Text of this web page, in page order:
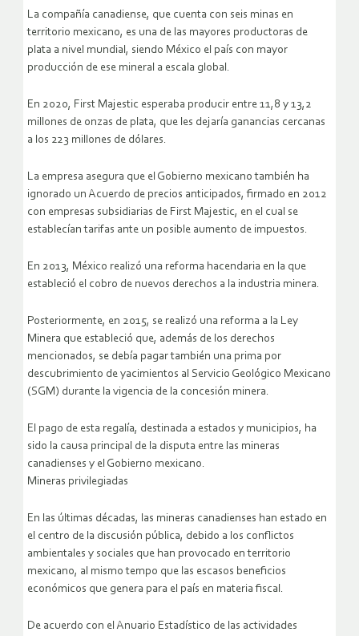
La compañía canadiense, que cuenta con seis minas en
territorio mexicano, es una de las mayores productoras de
plata a nivel mundial, siendo México el país con mayor
producción de ese mineral a escala global.
En 2020, First Majestic esperaba producir entre 11,8 y 13,2
millones de onzas de plata, que les dejaría ganancias cercanas
a los 223 millones de dólares.
La empresa asegura que el Gobierno mexicano también ha
ignorado un Acuerdo de precios anticipados, firmado en 2012
con empresas subsidiarias de First Majestic, en el cual se
establecían tarifas ante un posible aumento de impuestos.
En 2013, México realizó una reforma hacendaria en la que
estableció el cobro de nuevos derechos a la industria minera.
Posteriormente, en 2015, se realizó una reforma a la Ley
Minera que estableció que, además de los derechos
mencionados, se debía pagar también una prima por
descubrimiento de yacimientos al Servicio Geológico Mexicano
(SGM) durante la vigencia de la concesión minera.
El pago de esta regalía, destinada a estados y municipios, ha
sido la causa principal de la disputa entre las mineras
canadienses y el Gobierno mexicano.
Mineras privilegiadas
En las últimas décadas, las mineras canadienses han estado en
el centro de la discusión pública, debido a los conflictos
ambientales y sociales que han provocado en territorio
mexicano, al mismo tempo que las escasos beneficios
económicos que genera para el país en materia fiscal.
De acuerdo con el Anuario Estadístico de las actividades